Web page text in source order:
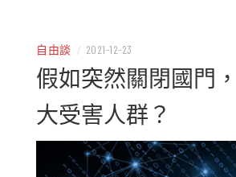
自由談 / 2021-12-23
假如突然關閉國門
大受害人群？